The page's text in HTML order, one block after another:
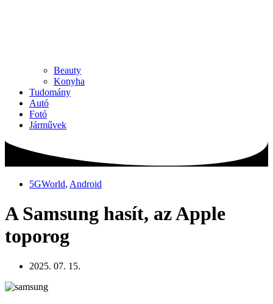
Beauty
Konyha
Tudomány
Autó
Fotó
Járművek
5GWorld, Android
A Samsung hasít, az Apple
toporog
2025. 07. 15.